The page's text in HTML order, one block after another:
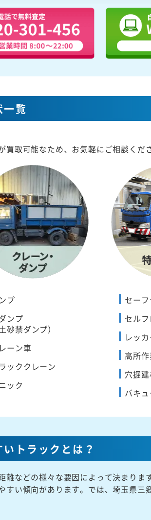
覧
取可能なため、お気軽にご相談くださ
プ
ンプ
土砂禁ダンプ）
ーン車
ッククレーン
ック
セー
セル
レッ
高所
穴掘
バキ
トラックとは？
離などの様々な要因によって決まり
すい傾向があります。では、埼玉県